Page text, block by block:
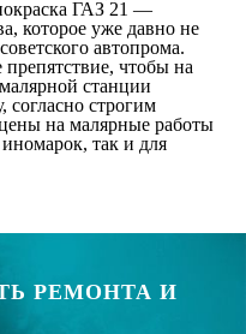
ГАЗ 21 —
которое уже давно не
автопрома.
чтобы на
станции
согласно строгим
на малярные работы
так и для
РЕМОНТА И